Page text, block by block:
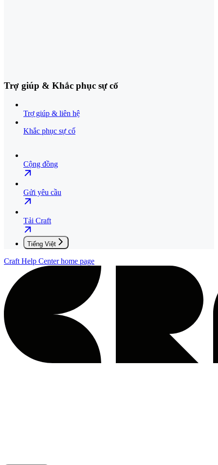
Trợ giúp & Khắc phục sự cố
Trợ giúp & liên hệ
Khắc phục sự cố
Cộng đồng
Gửi yêu cầu
Tải Craft
Tiếng Việt
Craft Help Centerhome page